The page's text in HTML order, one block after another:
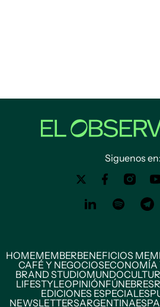
Siguenos en:
HOMEMEMBERBENEFICIOS
CAFÉ Y NEGOCIOSECONOMÍA
BRAND STUDIOMUNDO
LIFESTYLEOPINIÓNFÚNEBRES
EDICIONES ESPECIALES
NEWSLETTERSARGENTINA